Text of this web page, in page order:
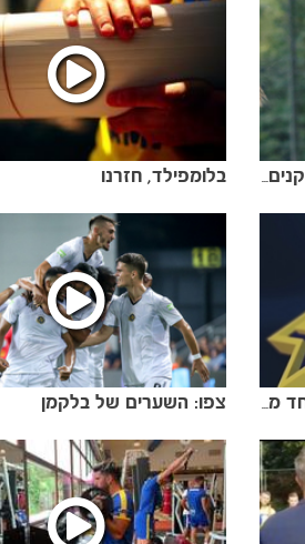
בלומפילד, חזרנו שחקן העבר שהגיע לבקר את השחקנים במחנה
צפו: השערים של בלקמן העבודה לא נגמרת: צפו בקליפ מיוחד מאימון הערב